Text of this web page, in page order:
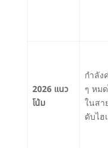
2026 แนว
โน้ม
กำลัง
ๆ หม
ในสา
ดับไฮ